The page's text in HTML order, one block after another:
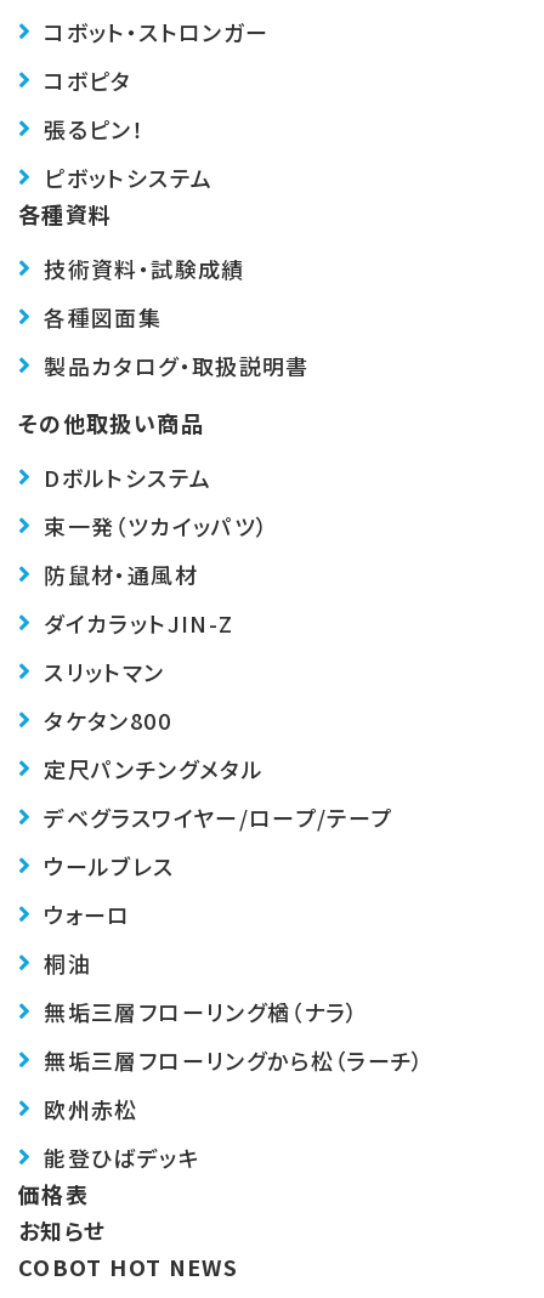
コボット・ストロンガー
コボピタ
張るピン！
ピボットシステム
各種資料
技術資料・試験成績
各種図面集
製品カタログ・取扱説明書
その他取扱い商品
Dボルトシステム
束一発（ツカイッパツ）
防鼠材・通風材
ダイカラットJIN-Z
スリットマン
タケタン800
定尺パンチングメタル
デベグラスワイヤー/ロープ/テープ
ウールブレス
ウォーロ
桐油
無垢三層フローリング楢（ナラ）
無垢三層フローリングから松（ラーチ）
欧州赤松
能登ひばデッキ
価格表
お知らせ
COBOT HOT NEWS